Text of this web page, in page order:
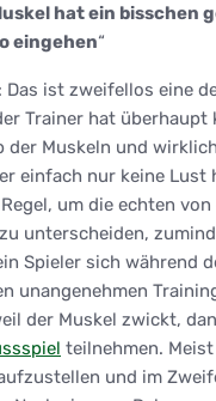
hat ein bisschen
eingehen“
Das ist zweifellos eine
Trainer hat überhaupt
der Muskeln und
einfach nur keine Lust
um die echten
unterscheiden,
Spieler sich während
unangenehmen
der Muskel zwickt,
teilnehmen.
und im